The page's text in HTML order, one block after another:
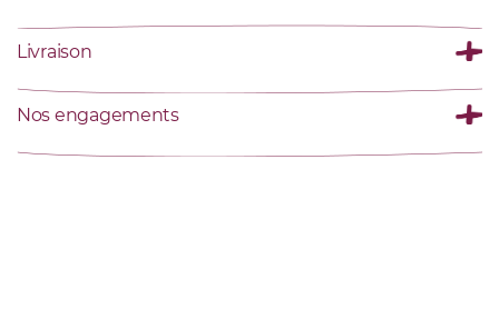
Livraison
Nos engagements